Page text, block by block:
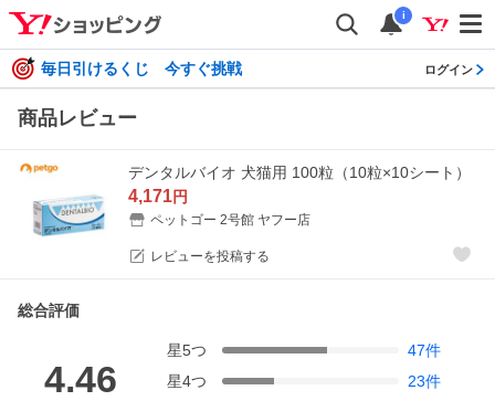
i
毎日引けるくじ 今すぐ挑戦 ログイン
商品レビュー
デンタルバイオ 犬猫用 100粒（10粒×10シート）
4,171円
ペットゴー 2号館 ヤフー店
レビューを投稿する
総合評価
4.46
星5つ 47件
星4つ 23件